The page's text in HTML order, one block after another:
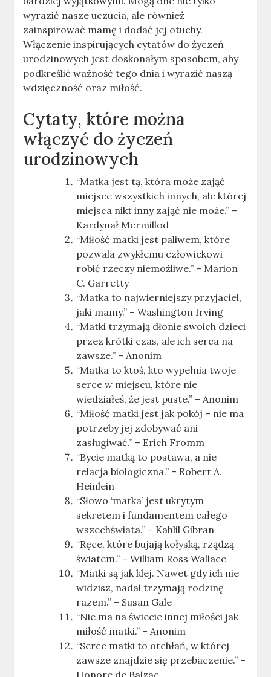
wyrazić nasze uczucia, ale również
zainspirować mamę i dodać jej otuchy.
Włączenie inspirujących cytatów do życzeń
urodzinowych jest doskonałym sposobem, aby
podkreślić ważność tego dnia i wyrazić naszą
wdzięczność oraz miłość.
Cytaty, które można
włączyć do życzeń
urodzinowych
“Matka jest tą, która może zająć
miejsce wszystkich innych, ale której
miejsca nikt inny zająć nie może.” –
Kardynał Mermillod
“Miłość matki jest paliwem, które
pozwala zwykłemu człowiekowi
robić rzeczy niemożliwe.” – Marion
C. Garretty
“Matka to najwierniejszy przyjaciel,
jaki mamy.” – Washington Irving
“Matki trzymają dłonie swoich dzieci
przez krótki czas, ale ich serca na
zawsze.” – Anonim
“Matka to ktoś, kto wypełnia twoje
serce w miejscu, które nie
wiedziałeś, że jest puste.” – Anonim
“Miłość matki jest jak pokój – nie ma
potrzeby jej zdobywać ani
zasługiwać.” – Erich Fromm
“Bycie matką to postawa, a nie
relacja biologiczna.” – Robert A.
Heinlein
“Słowo ‘matka’ jest ukrytym
sekretem i fundamentem całego
wszechświata.” – Kahlil Gibran
“Ręce, które bujają kołyską, rządzą
światem.” – William Ross Wallace
“Matki są jak klej. Nawet gdy ich nie
widzisz, nadal trzymają rodzinę
razem.” – Susan Gale
“Nie ma na świecie innej miłości jak
miłość matki.” – Anonim
“Serce matki to otchłań, w której
zawsze znajdzie się przebaczenie.” –